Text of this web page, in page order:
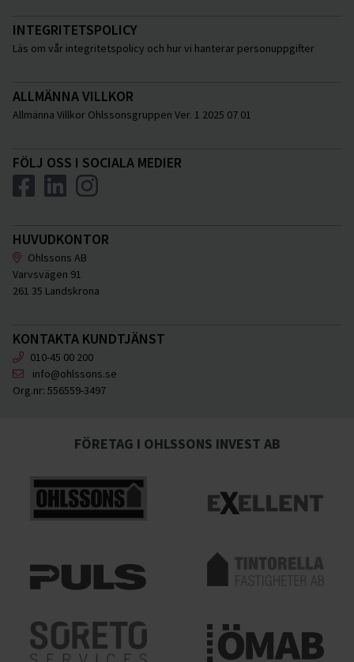
INTEGRITETSPOLICY
Läs om vår integritetspolicy och hur vi hanterar personuppgifter
ALLMÄNNA VILLKOR
Allmänna Villkor Ohlssonsgruppen Ver. 1 2025 07 01
FÖLJ OSS I SOCIALA MEDIER
HUVUDKONTOR
Ohlssons AB
Varvsvägen 91
261 35 Landskrona
KONTAKTA KUNDTJÄNST
010-45 00 200
info@ohlssons.se
Org.nr: 556559-3497
FÖRETAG I OHLSSONS INVEST AB